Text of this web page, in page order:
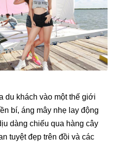
du khách vào một thế giới
bí, áng mây nhẹ lay động
dàng chiếu qua hàng cây
tuyệt đẹp trên đồi và các